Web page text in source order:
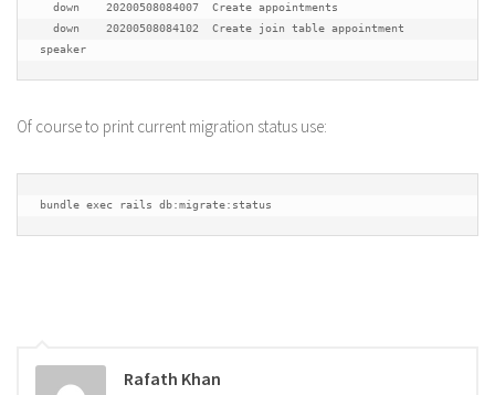
speaker
Of course to print current migration status use:
bundle exec rails db:migrate:status
Rafath Khan